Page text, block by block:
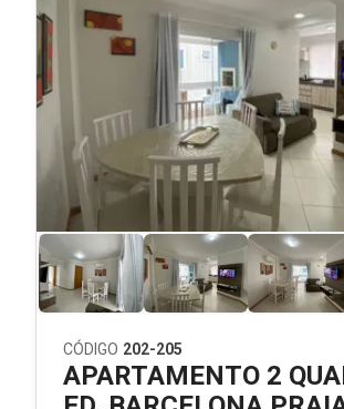
CÓDIGO 202-205
APARTAMENTO 2